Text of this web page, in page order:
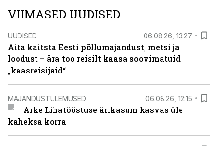
VIIMASED UUDISED
UUDISED 06.08.26, 13:27
Aita kaitsta Eesti põllumajandust, metsi ja
loodust – ära too reisilt kaasa soovimatuid
„kaasreisijaid“
MAJANDUSTULEMUSED 06.08.26, 12:15
Arke Lihatööstuse ärikasum kasvas üle
kaheksa korra